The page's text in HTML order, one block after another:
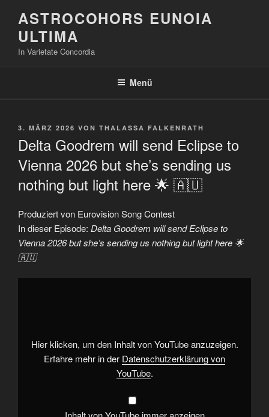
Inhalt
springen
ASTROCOHORS EUNOIA
ULTIMA
In Varietate Concordia
Menü
VERÖFFENTLICHT
3. MÄRZ 2026 VON THALASSA FALKENRATH
Delta Goodrem will send Eclipse to
Vienna 2026 but she’s sending us
nothing but light here 🌟 🇦🇺
Produziert von Eurovision Song Contest
In dieser Episode: Delta Goodrem will send Eclipse to
Vienna 2026 but she’s sending us nothing but light here 🌟
🇦🇺
„Delta
2026
sending
Hier klicken, um den Inhalt von YouTube anzuzeigen.
Erfahre mehr in der Datenschutzerklärung von
YouTube.